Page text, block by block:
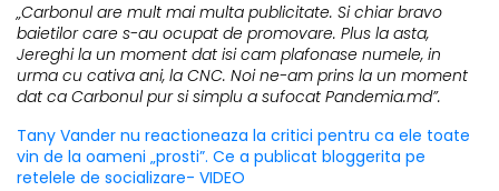
„Carbonul are mult mai multa publicitate. Si chiar bravo
baietilor care s-au ocupat de promovare. Plus la asta,
Jereghi la un moment dat isi cam plafonase numele, in
urma cu cativa ani, la CNC. Noi ne-am prins la un moment
dat ca Carbonul pur si simplu a sufocat Pandemia.md”.
Tany Vander nu reactioneaza la critici pentru ca ele toate
vin de la oameni „prosti”. Ce a publicat bloggerita pe
retelele de socializare- VIDEO